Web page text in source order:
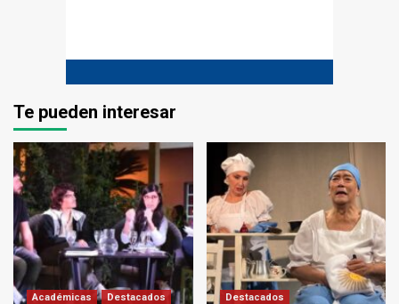
Te pueden interesar
Académicas
Destacados
Destacados